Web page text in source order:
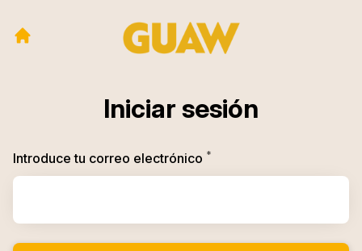
Iniciar sesión
Introduce tu correo electrónico *